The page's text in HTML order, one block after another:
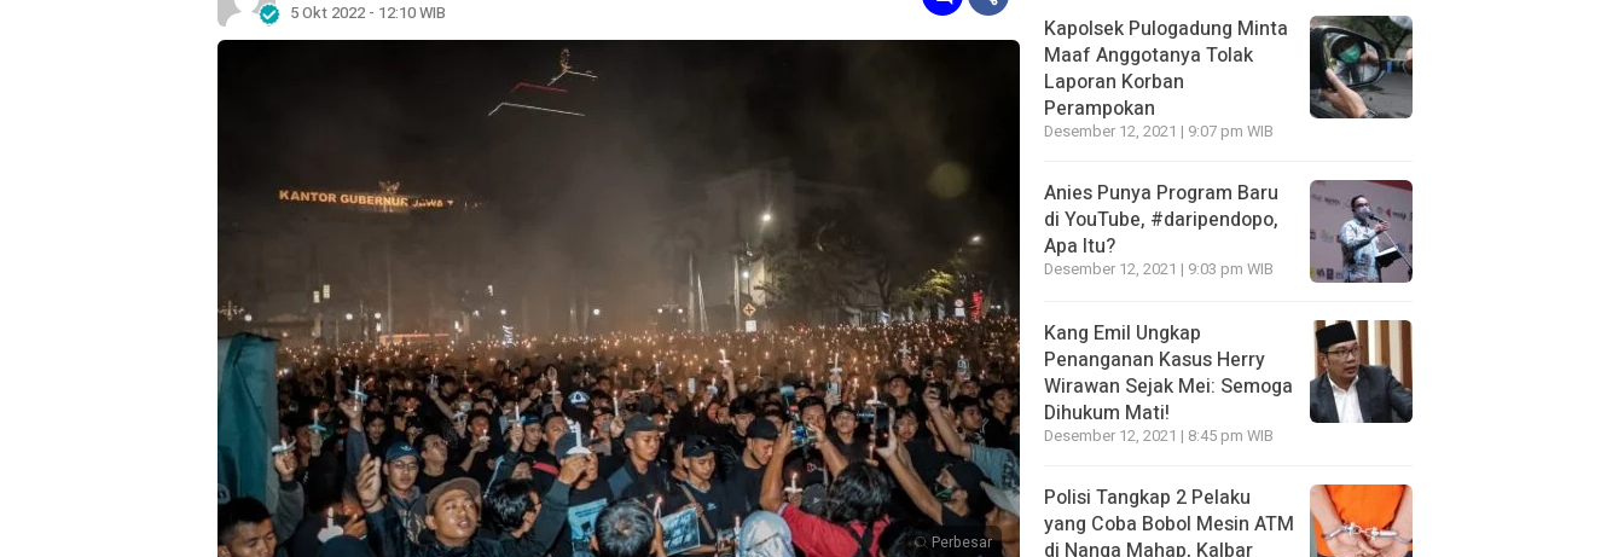
5 Okt 2022 - 12:10 WIB
Perbesar
Kapolsek Pulogadung Minta
Maaf Anggotanya Tolak
Laporan Korban
Perampokan
Desember 12, 2021 | 9:07 pm WIB
Anies Punya Program Baru
di YouTube, #daripendopo,
Apa Itu?
Desember 12, 2021 | 9:03 pm WIB
Kang Emil Ungkap
Penanganan Kasus Herry
Wirawan Sejak Mei: Semoga
Dihukum Mati!
Desember 12, 2021 | 8:45 pm WIB
Polisi Tangkap 2 Pelaku
yang Coba Bobol Mesin ATM